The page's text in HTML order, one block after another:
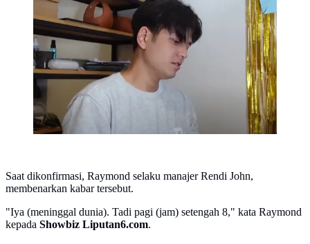
Perayaan Ulang Tahun Rendi Jhon Bersama Kekasih
(Sumber: Youtube?G! and team)
Saat dikonfirmasi, Raymond selaku manajer Rendi John,
membenarkan kabar tersebut.
"Iya (meninggal dunia). Tadi pagi (jam) setengah 8," kata Raymond
kepada Showbiz Liputan6.com.